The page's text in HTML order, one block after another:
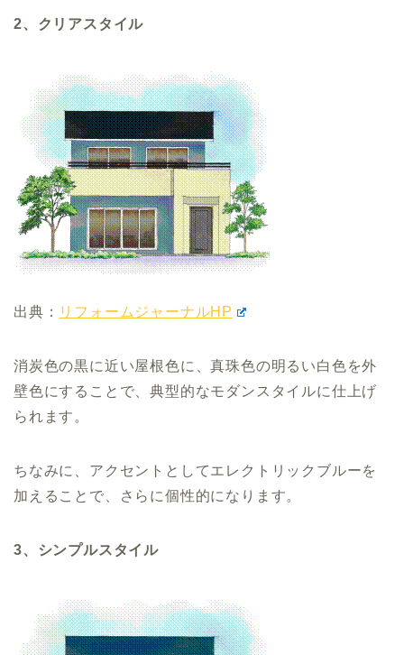
2、クリアスタイル
出典： リフォームジャーナルHP
消炭色の黒に近い屋根色に、真珠色の明るい白色を外
壁色にすることで、典型的なモダンスタイルに仕上げ
られます。
ちなみに、アクセントとしてエレクトリックブルーを
加えることで、さらに個性的になります。
3、シンプルスタイル